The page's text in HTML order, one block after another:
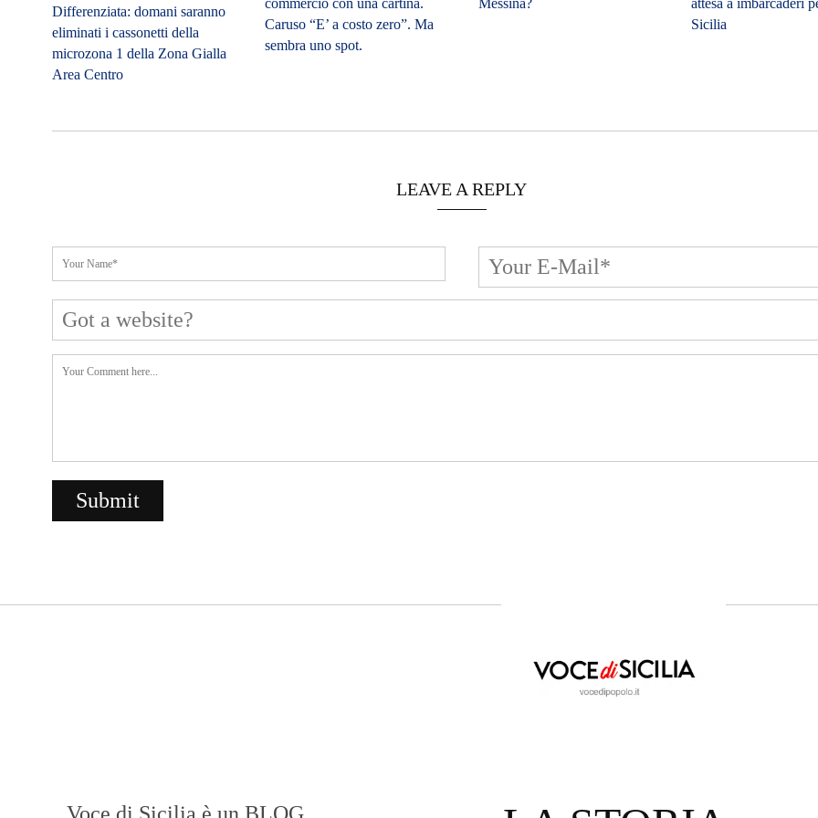
Differenziata: domani saranno
eliminati i cassonetti della
microzona 1 della Zona Gialla
Area Centro
commercio con una cartina.
Caruso “E’ a costo zero”. Ma
sembra uno spot.
attesa a imbarcaderi
Sicilia
LEAVE A REPLY